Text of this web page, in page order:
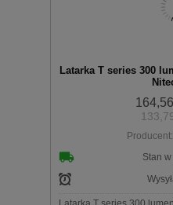
Latarka T series 300
Producent:
Stan